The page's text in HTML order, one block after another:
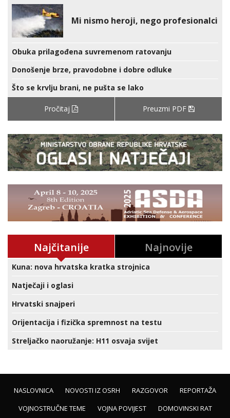
Mi nismo heroji, nego profesionalci
Obuka prilagođena suvremenom ratovanju
Donošenje brze, pravodobne i dobre odluke
Što se krvlju brani, ne pušta se lako
Pročitaj Preuzmi PDF
Najčitanije Najnovije
Kuna: nova hrvatska kratka strojnica
Natječaji i oglasi
Hrvatski snajperi
Orijentacija i fizička spremnost na testu
Streljačko naoružanje: H11 osvaja svijet
NASLOVNICA NOVOSTI IZ OSRH RAZGOVOR
REPORTAŽA
VOJNOSTRUČNE TEME
VOJNA POVIJEST
DOMOVINSKI RAT